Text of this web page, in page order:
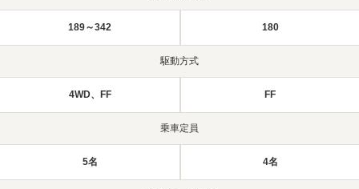
189～342 180
駆動方式
4WD、FF FF
乗車定員
5名 4名